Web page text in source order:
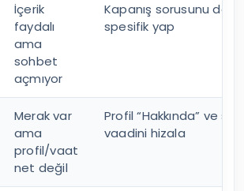
İçerik
faydalı
ama
sohbet
açmıyor
Kapanış sorusunu daha
spesifik yap
Merak var
ama
profil/vaat
net değil
Profil “Hakkında” ve seri
vaadini hizala